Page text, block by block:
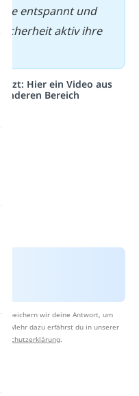
entspannt und
aktiv ihre
Hier ein Video aus
anderen Bereich
speichern wir deine Antwort, um
Mehr dazu erfährst du in unserer
.